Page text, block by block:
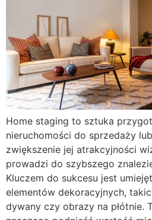
Home staging to sztuka
nieruchomości do sprzedaży
zwiększenie jej atrakcyjności
prowadzi do szybszego
Kluczem do sukcesu jest
elementów dekoracyjnych,
dywany czy obrazy na płótnie.